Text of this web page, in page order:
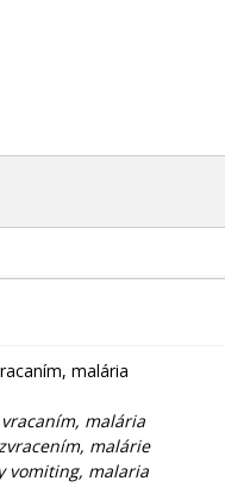
malária
malária
malárie
vomiting, malaria